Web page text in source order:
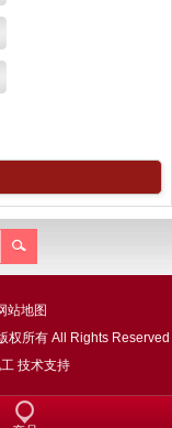
站地图
权所有 All Rights Reserved
技术支持